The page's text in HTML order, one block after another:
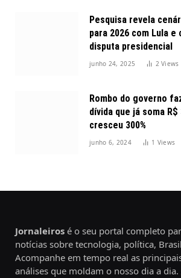
Pesquisa revela
para 2026 com Lula e
disputa presidencial
junho 24, 2025 2Views
Rombo do governo
dívida que já soma
cresceu 300%
junho 6, 2024 1 Views
Jornaleiros é o seu portal completo
notícias sobre tecnologia, política,
Acompanhe em tempo real as
análises que moldam o nosso dia a